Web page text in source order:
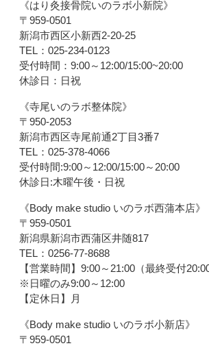
《はり灸接骨院いのラボ小新院》
〒959-0501
新潟市西区小新西2-20-25
TEL：025-234-0123
受付時間：9:00～12:00/15:00~20:00
休診日：日祝
《寺尾いのラボ整体院》
〒950-2053
新潟市西区寺尾前通2丁目3番7
TEL：025-378-4066
受付時間:9:00～12:00/15:00～20:00
休診日:木曜午後・日祝
《Body make studio いのラボ西蒲本店》
〒959-0501
新潟県新潟市西蒲区井随817
TEL：0256-77-8688
【営業時間】9:00～21:00（最終受付20:00
※日曜のみ9:00～12:00
【定休日】月
《Body make studio いのラボ小新店》
〒959-0501